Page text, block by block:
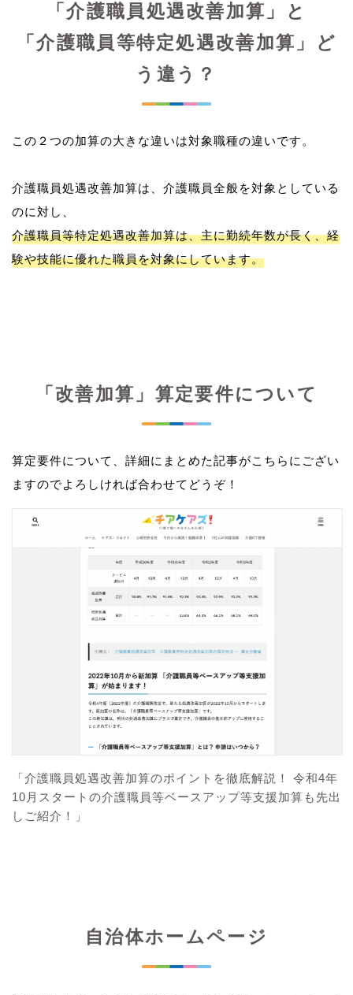
「介護職員処遇改善加算」と
「介護職員等特定処遇改善加算」ど
う違う？
この２つの加算の大きな違いは対象職種の違いです。
介護職員処遇改善加算は、介護職員全般を対象としている
介護職員等特定処遇改善加算は、主に勤続年数が長く、経
験や技能に優れた職員を対象にしています。
「改善加算」算定要件について
算定要件について、詳細にまとめた記事がこちらにござい
ますのでよろしければ合わせてどうぞ！
「介護職員処遇改善加算のポイントを徹底解説！ 令和4年
10月スタートの介護職員等ベースアップ等支援加算も先出
しご紹介！」
自治体ホームページ